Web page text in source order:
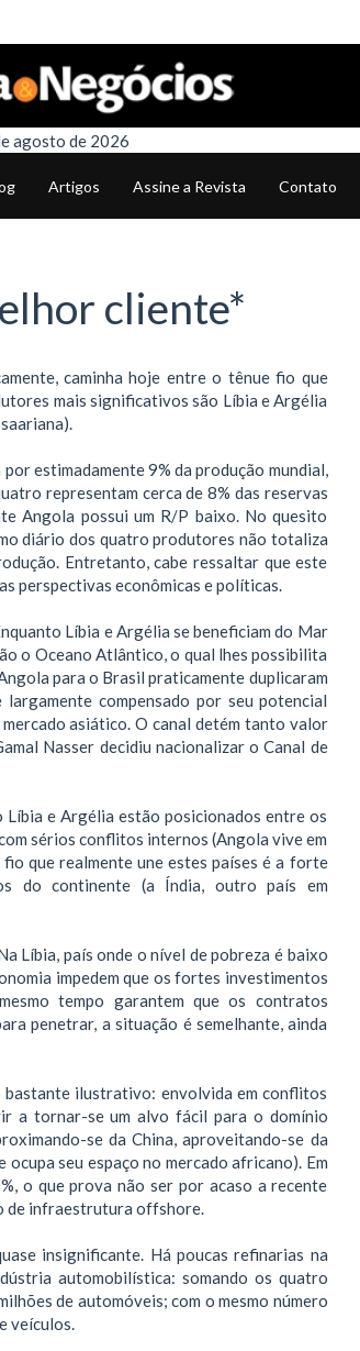
agosto de 2026
Artigos Assine a Revista Contato
cliente*
caminha hoje entre o tênue fio que
mais significativos são Líbia e Argélia
estimadamente 9% da produção mundial,
representam cerca de 8% das reservas
Angola possui um R/P baixo. No quesito
diário dos quatro produtores não totaliza
Entretanto, cabe ressaltar que este
perspectivas econômicas e políticas.
Líbia e Argélia se beneficiam do Mar
o Oceano Atlântico, o qual lhes possibilita
para o Brasil praticamente duplicaram
compensado por seu potencial
asiático. O canal detém tanto valor
Nasser decidiu nacionalizar o Canal de
e Argélia estão posicionados entre os
sérios conflitos internos (Angola vive em
que realmente une estes países é a forte
do continente (a Índia, outro país em
Líbia, país onde o nível de pobreza é baixo
impedem que os fortes investimentos
tempo garantem que os contratos
penetrar, a situação é semelhante, ainda
bastante ilustrativo: envolvida em conflitos
a tornar-se um alvo fácil para o domínio
se da China, aproveitando-se da
seu espaço no mercado africano). Em
o que prova não ser por acaso a recente
de infraestrutura offshore.
insignificante. Há poucas refinarias na
automobilística: somando os quatro
de automóveis; com o mesmo número
veículos.